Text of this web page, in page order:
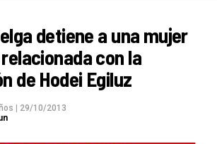
detiene a una mujer
con la
de Hodei Egiluz
29/10/2013